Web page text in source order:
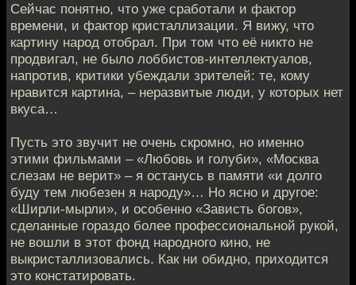
Сейчас понятно, что уже сработали и фактор
времени, и фактор кристаллизации. Я вижу, что
картину народ отобрал. При том что её никто не
продвигал, не было лоббистов-интеллектуалов,
напротив, критики убеждали зрителей: те, кому
нравится картина, – неразвитые люди, у которых нет
вкуса…
Пусть это звучит не очень скромно, но именно
этими фильмами – «Любовь и голуби», «Москва
слезам не верит» – я останусь в памяти «и долго
буду тем любезен я народу»… Но ясно и другое:
«Ширли-мырли», и особенно «Зависть богов»,
сделанные гораздо более профессиональной рукой,
не вошли в этот фонд народного кино, не
выкристаллизовались. Как ни обидно, приходится
это констатировать.